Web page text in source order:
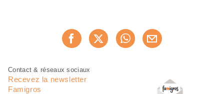
Recommander maintenant
Pied
page
Navigation
pied
Contact & réseaux sociaux
Recevez la newsletter
Famigros